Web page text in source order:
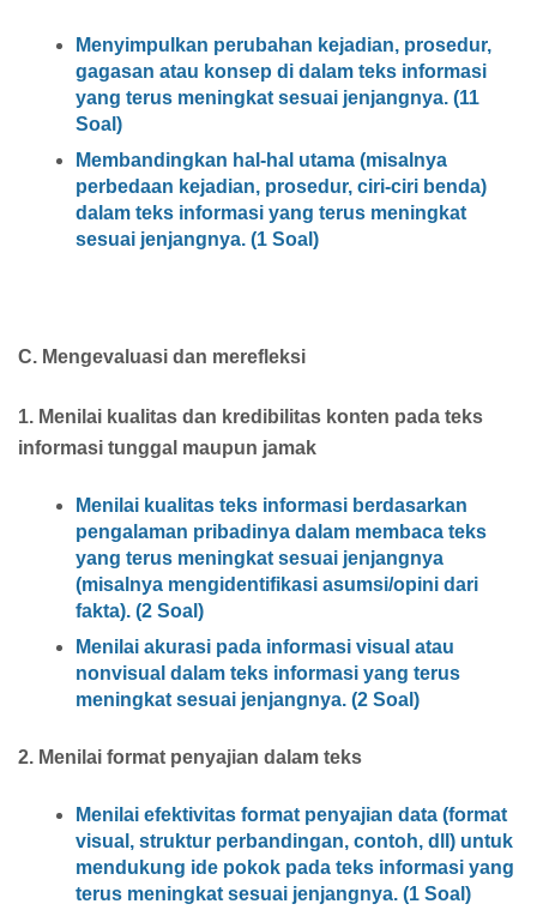
Menyimpulkan perubahan kejadian, prosedur,
gagasan atau konsep di dalam teks informasi
yang terus meningkat sesuai jenjangnya. (11
Soal)
Membandingkan hal-hal utama (misalnya
perbedaan kejadian, prosedur, ciri-ciri benda)
dalam teks informasi yang terus meningkat
sesuai jenjangnya. (1 Soal)
C. Mengevaluasi dan merefleksi
1. Menilai kualitas dan kredibilitas konten pada teks
informasi tunggal maupun jamak
Menilai kualitas teks informasi berdasarkan
pengalaman pribadinya dalam membaca teks
yang terus meningkat sesuai jenjangnya
(misalnya mengidentifikasi asumsi/opini dari
fakta). (2 Soal)
Menilai akurasi pada informasi visual atau
nonvisual dalam teks informasi yang terus
meningkat sesuai jenjangnya. (2 Soal)
2. Menilai format penyajian dalam teks
Menilai efektivitas format penyajian data (format
visual, struktur perbandingan, contoh, dll) untuk
mendukung ide pokok pada teks informasi yang
terus meningkat sesuai jenjangnya. (1 Soal)